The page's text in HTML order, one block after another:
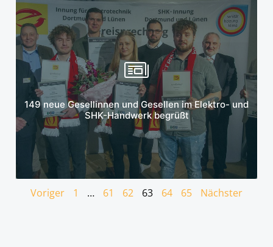
149 neue Gesellinnen und Gesellen im Elektro- und
SHK-Handwerk begrüßt
Mehr erfahren
Voriger 1 … 61 62 63 64 65 Nächster